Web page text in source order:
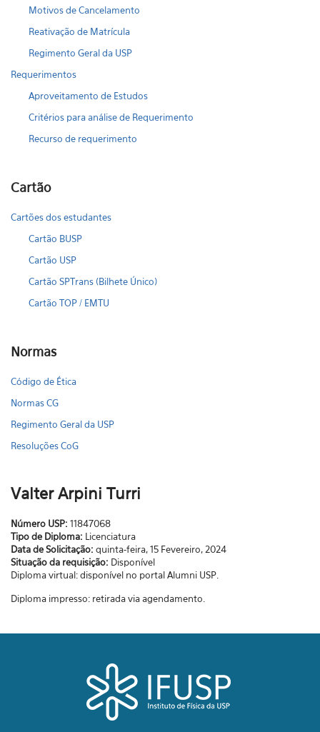
Motivos de Cancelamento
Reativação de Matrícula
Regimento Geral da USP
Requerimentos
Aproveitamento de Estudos
Critérios para análise de Requerimento
Recurso de requerimento
Cartão
Cartões dos estudantes
Cartão BUSP
Cartão USP
Cartão SPTrans (Bilhete Único)
Cartão TOP / EMTU
Normas
Código de Ética
Normas CG
Regimento Geral da USP
Resoluções CoG
Valter Arpini Turri
Número USP: 11847068
Tipo de Diploma: Licenciatura
Data de Solicitação: quinta-feira, 15 Fevereiro, 2024
Situação da requisição: Disponível
Diploma virtual: disponível no portal Alumni USP.
Diploma impresso: retirada via agendamento.